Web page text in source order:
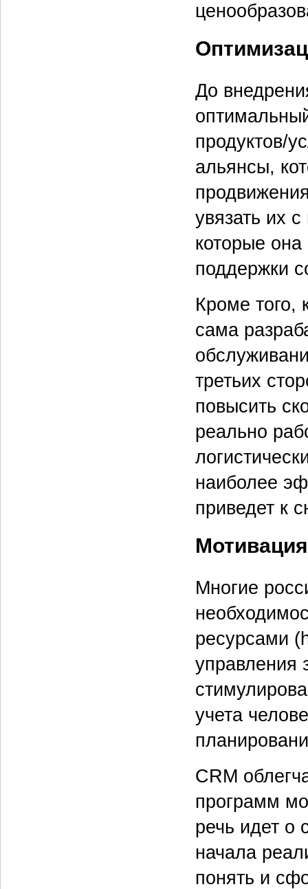
До
продуктов/
альянсы,
увязать их
которые она
поддержки
Кроме того,
сама
третьих
повысить
реально
наиболее
приведет к
Многие
ресурсами
управления
учета
CRM
программ
речь идет о
начала
понять и